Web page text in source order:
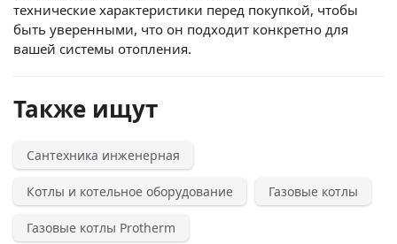
технические характеристики перед покупкой, чтобы
быть уверенными, что он подходит конкретно для
вашей системы отопления.
Также ищут
Сантехника инженерная
Котлы и котельное оборудование Газовые котлы
Газовые котлы Protherm